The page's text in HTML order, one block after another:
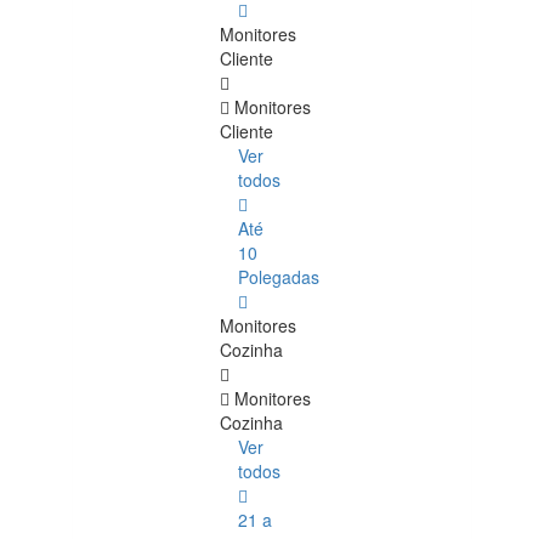
Monitores
Cliente
Monitores
Cliente
Ver
todos
Até
10
Polegadas
Monitores
Cozinha
Monitores
Cozinha
Ver
todos
21 a